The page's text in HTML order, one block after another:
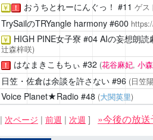
￥ ！ おうちとれーにんぐっ！ #11 ゲス
TrySailのTRYangle harmony#600
￥ HIGH PINE女子寮 #04 AIの妄想朗読
辻森梓咲)
！ はなまきこもちぃ #32 (花谷麻妃, 小
日笠・佐倉は余談を許さない#96 (日笠
Voice Planet★Radio#48 (大関英里)
| 次ページ | 前週 | 次週 ]
»今後の放